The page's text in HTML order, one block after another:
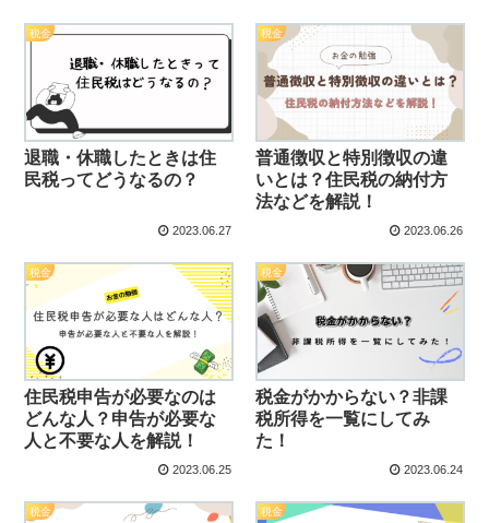
税金
退職・休職したときは住
民税ってどうなるの？
2023.06.27
税金
普通徴収と特別徴収の違
いとは？住民税の納付方
法などを解説！
2023.06.26
税金
住民税申告が必要なのは
どんな人？申告が必要な
人と不要な人を解説！
2023.06.25
税金
税金がかからない？非課
税所得を一覧にしてみ
た！
2023.06.24
税金 税金